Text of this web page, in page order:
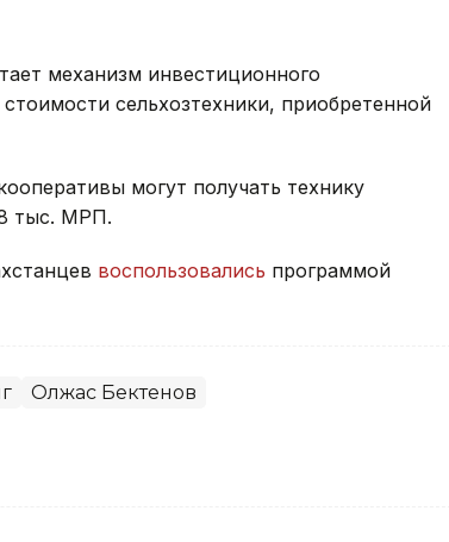
механизм инвестиционного
сельхозтехники, приобретенной
могут получать технику
тыс. МРП.
воспользовались программой
Олжас Бектенов